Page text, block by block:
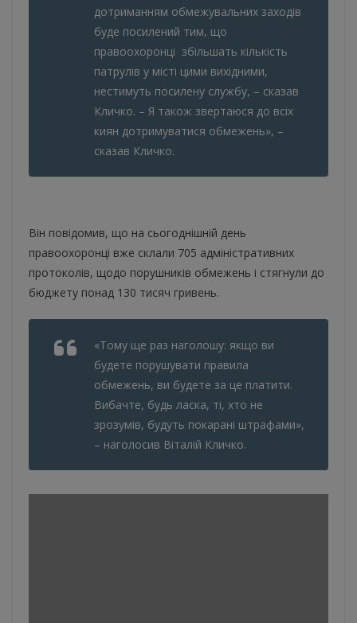
дотриманням обмежувальних заходів
буде посилений тим, що
правоохоронці збільшать кількість
патрулів у місті цими вихідними,
нестимуть посилену службу, – сказав
Кличко. – Я також звертаюся до всіх
киян дотримуватися обмежень», –
сказав Кличко.
Він повідомив, що на сьогоднішній день
правоохоронці вже склали 705 адміністративних
протоколів, щодо порушників обмежень і стягнули до
бюджету понад 130 тисяч гривень.
«Тому ще раз наголошу: якщо ви
будете порушувати правила
обмежень, ви будете за це платити.
Вибачте, будь ласка, ті, хто не
зрозумів, будуть покарані штрафами»,
– наголосив Віталій Кличко.